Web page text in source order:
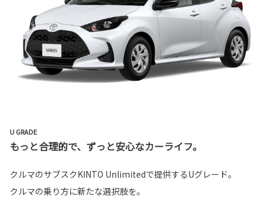
U GRADE
もっと合理的で、ずっと安心なカーライフ。
クルマのサブスクKINTO Unlimitedで提供するUグレード。
クルマの乗り方に新たな選択肢を。